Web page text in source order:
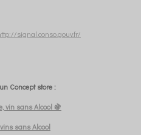
signal.conso.gouv.fr/
Concept store :
vin sans Alcool 🍇
sans Alcool